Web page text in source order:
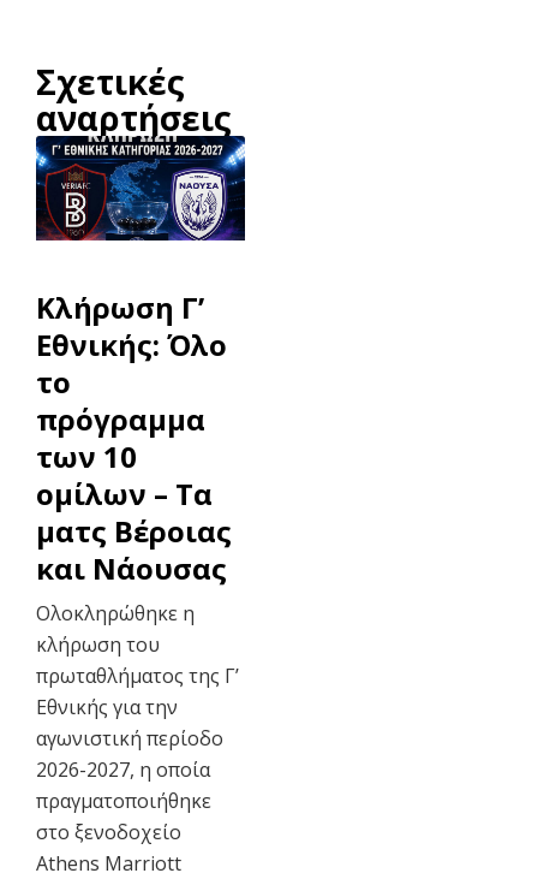
Σχετικές
αναρτήσεις
Κλήρωση Γ’
Εθνικής: Όλο
το
πρόγραμμα
των 10
ομίλων – Τα
ματς Βέροιας
και Νάουσας
Ολοκληρώθηκε η
κλήρωση του
πρωταθλήματος της Γ’
Εθνικής για την
αγωνιστική περίοδο
2026-2027, η οποία
πραγματοποιήθηκε
στο ξενοδοχείο
Athens Marriott